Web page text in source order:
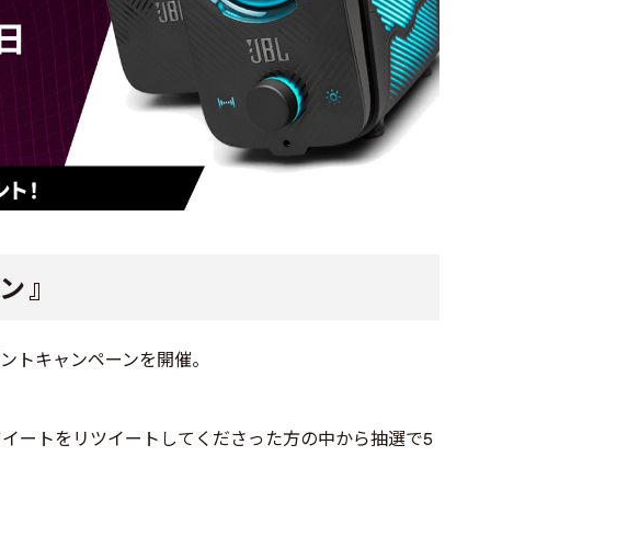
』
キャンペーンを開催。
ートをリツイートしてくださった方の中から抽選で5